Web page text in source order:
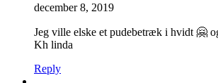
december 8, 2019
Jeg ville elske et pudebetræk i hvidt 🤗
Kh linda
Reply